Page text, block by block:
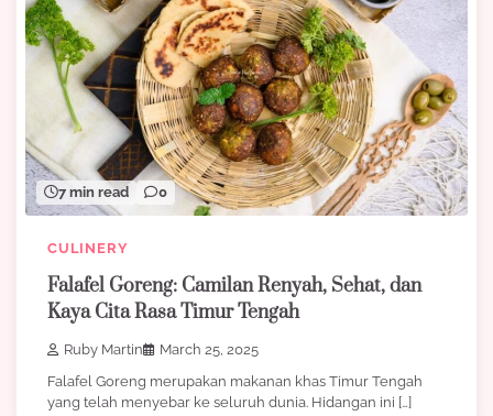
7 min read 0
CULINERY
Falafel Goreng: Camilan Renyah, Sehat, dan
Kaya Cita Rasa Timur Tengah
Ruby Martin
March 25, 2025
Falafel Goreng merupakan makanan khas Timur Tengah
yang telah menyebar ke seluruh dunia. Hidangan ini […]